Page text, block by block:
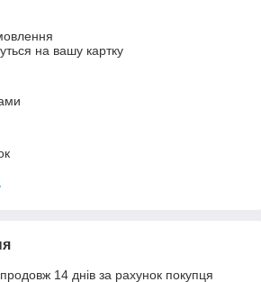
на вашу картку
14 днів за рахунок покупця